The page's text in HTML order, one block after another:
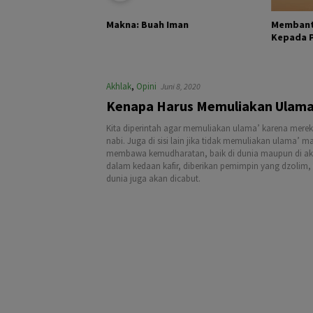
Makna: Buah Iman
Kepada
Akhlak, Opini Juni 8, 2020
Kenapa Harus Memuliakan
Kita diperintah agar memuliakan ulama’ karena
nabi. Juga di sisi lain jika tidak memuliakan ulama’
membawa kemudharatan, baik di dunia maupun di
dalam kedaan kafir, diberikan pemimpin yang dzolim,
dunia juga akan dicabut.